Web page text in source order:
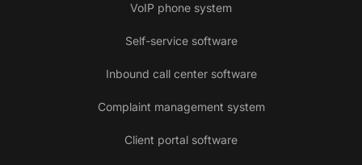
VoIP phone system
Self-service software
Inbound call center software
Complaint management system
Client portal software